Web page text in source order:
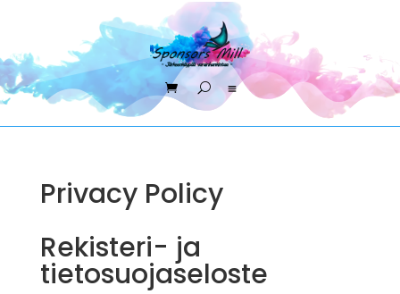
Privacy Policy
Rekisteri- ja
tietosuojaseloste